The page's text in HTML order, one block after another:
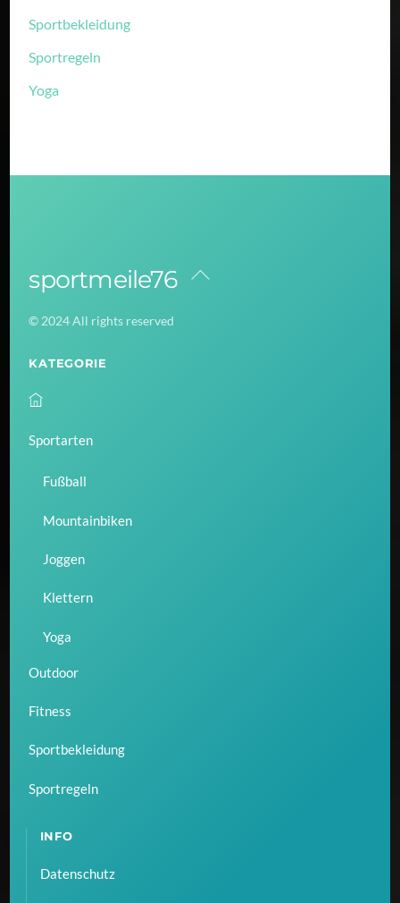
Sportbekleidung
Sportregeln
Yoga
Back
sportmeile76
© 2024 All rights reserved
KATEGORIE
Sportarten
Fußball
Mountainbiken
Joggen
Klettern
Yoga
Outdoor
Fitness
Sportbekleidung
Sportregeln
INFO
Datenschutz